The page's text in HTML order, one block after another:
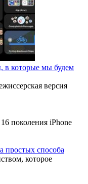
в которые мы будем
версия
поколения iPhone
простых способа
которое